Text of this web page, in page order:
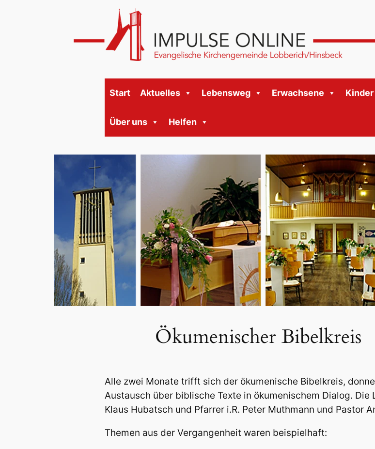
Start Aktuelles Lebensweg Erwachsene Kinder
Über uns Helfen
Ökumenischer Bibelkreis
Alle zwei Monate trifft sich der ökumenische Bibelkreis,
Austausch über biblische Texte in ökumenischem Dialog.
Klaus Hubatsch und Pfarrer i.R. Peter Muthmann und Pastor
Themen aus der Vergangenheit waren beispielhaft: